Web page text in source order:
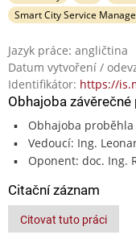
Smart City Service
Jazyk práce: angličtina
Datum vytvoření /
Identifikátor: https://
Obhajoba závěrečné
Obhajoba proběhla
Vedoucí: Ing.
Oponent: doc. Ing.
Citační záznam
Citovat tuto práci